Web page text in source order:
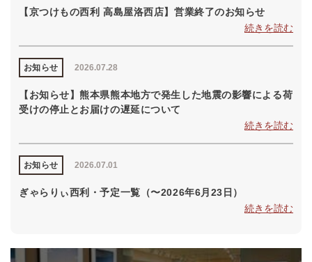
【京つけもの西利 高島屋洛西店】営業終了のお知らせ
続きを読む
2026.07.28
お知らせ
【お知らせ】熊本県熊本地方で発生した地震の影響による荷
受けの停止とお届けの遅延について
続きを読む
2026.07.01
お知らせ
ぎゃらりぃ西利・予定一覧（〜2026年6月23日）
続きを読む